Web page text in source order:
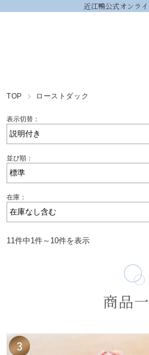
近江鴨公式オンラ
TOP ローストダック
表示切替：
並び順：
在庫：
11件中1件～10件を表示
商品